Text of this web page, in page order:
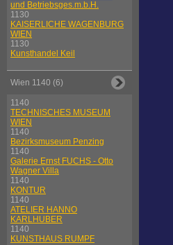
und Betriebsges.m.b.H.
1130
KAISERLICHE WAGENBURG
WIEN
1130
Kunsthandel Keil
Wien 1140 (6)
1140
TECHNISCHES MUSEUM
WIEN
1140
Bezirksmuseum Penzing
1140
Galerie Ernst FUCHS - Otto
Wagner Villa
1140
KONTUR
1140
ATELIER HANNO
KARLHUBER
1140
KUNSTHAUS RUMPF